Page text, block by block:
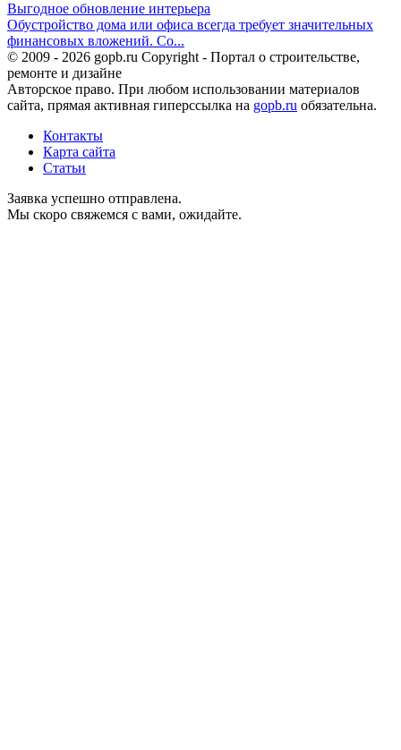
Выгодное обновление интерьера
Обустройство дома или офиса всегда требует значительных
финансовых вложений. Со...
© 2009 - 2026 gopb.ru Copyright - Портал о строительстве,
ремонте и дизайне
Авторское право. При любом использовании материалов
сайта, прямая активная гиперссылка на gopb.ru обязательна.
Контакты
Карта сайта
Статьи
Заявка успешно отправлена.
Мы скоро свяжемся с вами, ожидайте.